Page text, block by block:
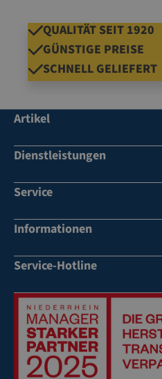
QUALITÄT SEIT 1920
GÜNSTIGE PREISE
SCHNELL GELIEFERT
Artikel
Dienstleistungen
Service
Informationen
Service-Hotline